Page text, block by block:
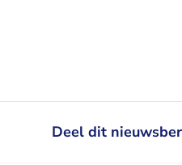
Deel dit